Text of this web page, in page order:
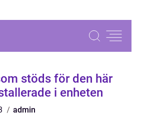
stöds för den här
i enheten
admin